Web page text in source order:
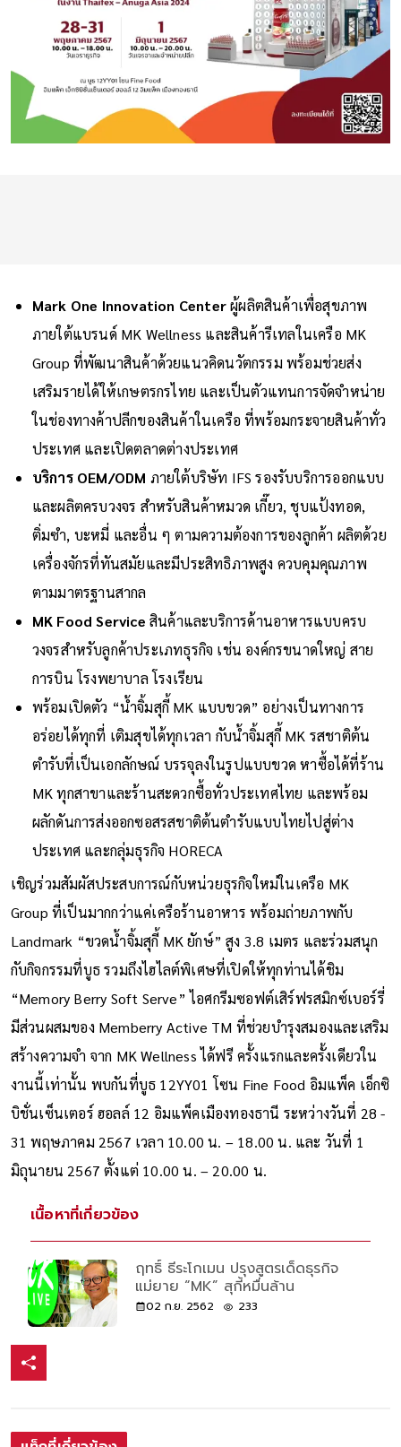
Mark One Innovation Centerผู้ผลิตสินค้าเพื่อสุขภาพ
ภายใต้แบรนด์ MK Wellness และสินค้ารีเทลในเครือ MK
Group ที่พัฒนาสินค้าด้วยแนวคิดนวัตกรรม พร้อมช่วยส่ง
เสริมรายได้ให้เกษตรกรไทย และเป็นตัวแทนการจัดจำหน่าย
ในช่องทางค้าปลีกของสินค้าในเครือ ที่พร้อมกระจายสินค้าทั่ว
ประเทศ และเปิดตลาดต่างประเทศ
บริการ OEM/ODM ภายใต้บริษัท IFS รองรับบริการออกแบบ
และผลิตครบวงจร สำหรับสินค้าหมวด เกี๊ยว, ชุบแป้งทอด,
ติ่มซำ, บะหมี่ และอื่น ๆ ตามความต้องการของลูกค้า ผลิตด้วย
เครื่องจักรที่ทันสมัยและมีประสิทธิภาพสูง ควบคุมคุณภาพ
ตามมาตรฐานสากล
MK Food Serviceสินค้าและบริการด้านอาหารแบบครบ
วงจรสำหรับลูกค้าประเภทธุรกิจ เช่น องค์กรขนาดใหญ่ สาย
การบิน โรงพยาบาล โรงเรียน
พร้อมเปิดตัว “น้ำจิ้มสุกี้ MK แบบขวด” อย่างเป็นทางการ
อร่อยได้ทุกที่ เติมสุขได้ทุกเวลา กับน้ำจิ้มสุกี้ MK รสชาติต้น
ตำรับที่เป็นเอกลักษณ์ บรรจุลงในรูปแบบขวด หาซื้อได้ที่ร้าน
MK ทุกสาขาและร้านสะดวกซื้อทั่วประเทศไทย และพร้อม
ผลักดันการส่งออกซอสรสชาติต้นตำรับแบบไทยไปสู่ต่าง
ประเทศ และกลุ่มธุรกิจ HORECA
เชิญร่วมสัมผัสประสบการณ์กับหน่วยธุรกิจใหม่ในเครือ MK
Group ที่เป็นมากกว่าแค่เครือร้านอาหาร พร้อมถ่ายภาพกับ
Landmark “ขวดน้ำจิ้มสุกี้ MK ยักษ์” สูง 3.8 เมตร และร่วมสนุก
กับกิจกรรมที่บูธ รวมถึงไฮไลต์พิเศษที่เปิดให้ทุกท่านได้ชิม
“Memory Berry Soft Serve” ไอศกรีมซอฟต์เสิร์ฟรสมิกซ์เบอร์รี่
มีส่วนผสมของ Memberry Active TM ที่ช่วยบำรุงสมองและเสริม
สร้างความจำ จาก MK Wellness ได้ฟรี ครั้งแรกและครั้งเดียวใน
งานนี้เท่านั้น พบกันที่บูธ 12YY01 โซน Fine Food อิมแพ็ค เอ็กซิ
บิชั่นเซ็นเตอร์ ฮอลล์ 12 อิมแพ็คเมืองทองธานี ระหว่างวันที่ 28 -
31 พฤษภาคม 2567 เวลา 10.00 น. – 18.00 น. และ วันที่ 1
มิถุนายน 2567 ตั้งแต่ 10.00 น. – 20.00 น.
เนื้อหาที่เกี่ยวข้อง
ฤทธิ์ ธีระโกเมน ปรุงสูตรเด็ดธุรกิจ
แม่ยาย “MK” สุกี้หมื่นล้าน
02 ก.ย. 2562 233